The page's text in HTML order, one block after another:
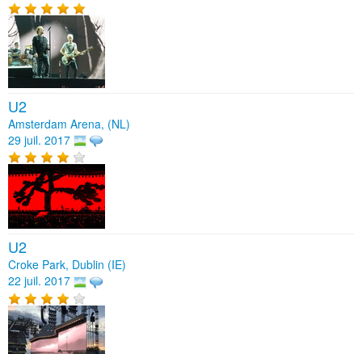
U2
Amsterdam Arena, (NL)
29 juil. 2017
U2
Croke Park, Dublin (IE)
22 juil. 2017